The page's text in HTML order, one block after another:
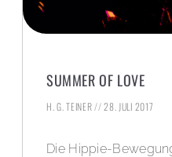
SUMMER OF LOVE
H. G. TEINER 28. JULI 2017
Die Hippie-